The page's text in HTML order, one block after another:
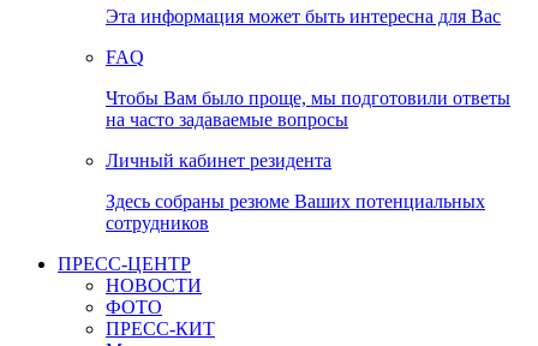
Эта информация может быть интересна для Вас
FAQ
Чтобы Вам было проще, мы подготовили ответы
на часто задаваемые вопросы
Личный кабинет резидента
Здесь собраны резюме Ваших потенциальных
сотрудников
ПРЕСС-ЦЕНТР
НОВОСТИ
ФОТО
ПРЕСС-КИТ